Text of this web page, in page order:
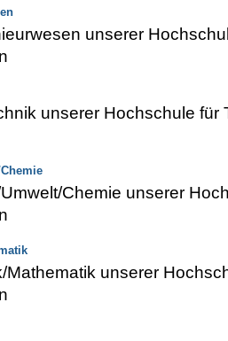
unserer
unserer Hochschule für
Chemie unserer
Mathematik unserer